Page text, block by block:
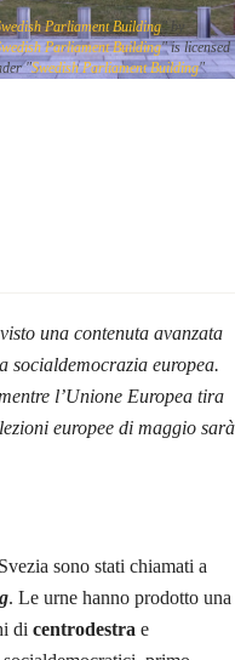
Parliament Building" by
Parliament Building" is licensed
"Swedish Parliament Building"
una contenuta avanzata
socialdemocrazia europea.
l’Unione Europea tira
europee di maggio sarà
sono stati chiamati a
. Le urne hanno prodotto una
di centrodestra e